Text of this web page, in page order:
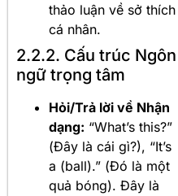
thảo luận về sở thích
cá nhân.
2.2.2. Cấu trúc Ngôn
ngữ trọng tâm
Hỏi/Trả lời về Nhận
dạng: “What’s this?”
(Đây là cái gì?), “It’s
a (ball).” (Đó là một
quả bóng). Đây là